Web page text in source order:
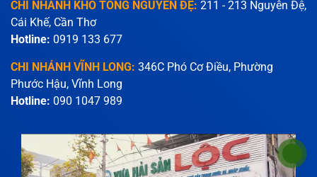
CHI NHÁNH KHO TỔNG NGUYỄN ĐỆ: 211 - 213 Nguyễn Đệ,
Cái Khế, Cần Thơ
Hotline: 0919 133 677
CHI NHÁNH VĨNH LONG: 346C Phó Cơ Điều, Phường
Phước Hậu, Vĩnh Long
Hotline: 090 1047 989